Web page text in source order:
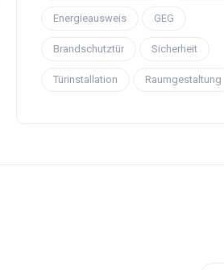
Energieausweis GEG
Brandschutztür Sicherheit
Türinstallation Raumgestaltung